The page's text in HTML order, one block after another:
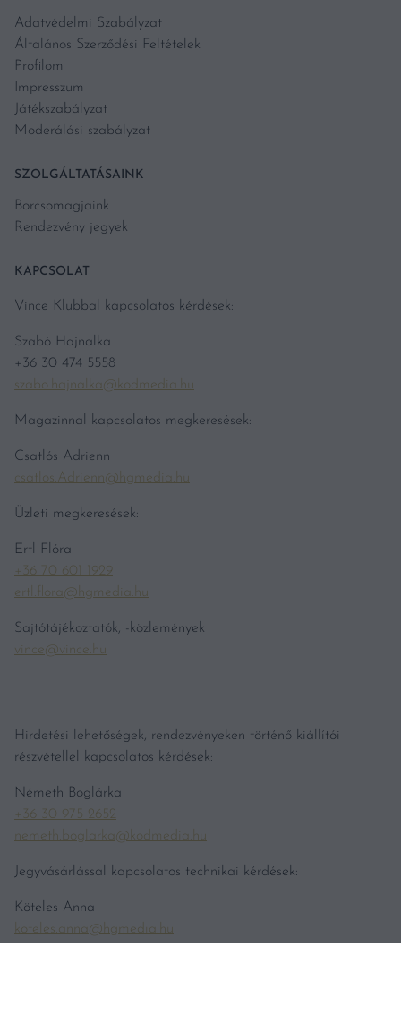
Adatvédelmi Szabályzat
Általános Szerződési Feltételek
Profilom
Impresszum
Játékszabályzat
Moderálási szabályzat
SZOLGÁLTATÁSAINK
Borcsomagjaink
Rendezvény jegyek
KAPCSOLAT
Vince Klubbal kapcsolatos kérdések:
Szabó Hajnalka
+36 30 474 5558
szabo.hajnalka@kodmedia.hu
Magazinnal kapcsolatos megkeresések:
Csatlós Adrienn
csatlos.Adrienn@hgmedia.hu
Üzleti megkeresések:
Ertl Flóra
+36 70 601 1929
ertl.flora@hgmedia.hu
Sajtótájékoztatók, -közlemények
vince@vince.hu
Hirdetési lehetőségek, rendezvényeken történő kiállítói
részvétellel kapcsolatos kérdések:
Németh Boglárka
+36 30 975 2652
nemeth.boglarka@kodmedia.hu
Jegyvásárlással kapcsolatos technikai kérdések:
Köteles Anna
koteles.anna@hgmedia.hu